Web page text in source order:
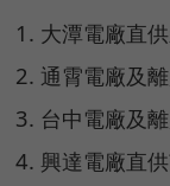
大潭電廠直
通霄電廠及
台中電廠及
興達電廠直